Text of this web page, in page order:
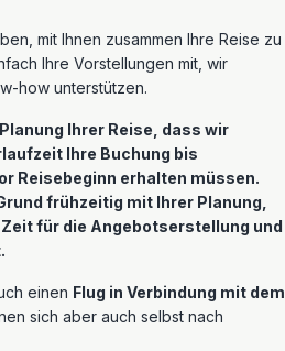
mit Ihnen zusammen Ihre Reise zu
Ihre Vorstellungen mit, wir
how unterstützen.
Ihrer Reise, dass wir
Ihre Buchung bis
Reisebeginn erhalten müssen.
frühzeitig mit Ihrer Planung,
für die Angebotserstellung und
einen Flug in Verbindung mit dem
sich aber auch selbst nach